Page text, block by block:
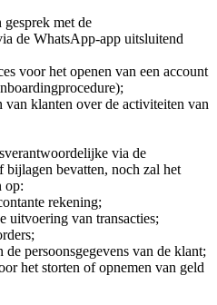
met de
de WhatsApp-app uitsluitend
voor het openen van een account
klanten over de activiteiten van
via de
bevatten, noch zal het
op:
rekening;
uitvoering van transacties;
persoonsgegevens van de klant;
het storten of opnemen van geld